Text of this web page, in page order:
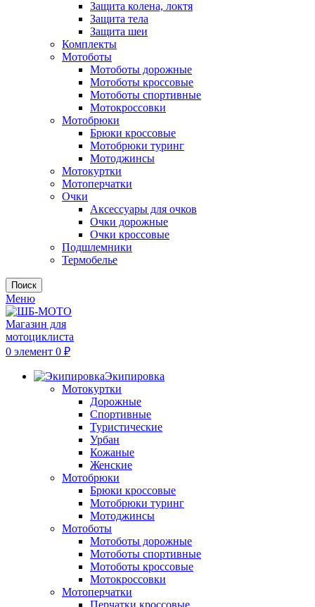
Защита колена, локтя
Защита тела
Защита шеи
Комплекты
Мотоботы
Мотоботы дорожные
Мотоботы кроссовые
Мотоботы спортивные
Мотокроссовки
Мотобрюки
Брюки кроссовые
Мотобрюки туринг
Мотоджинсы
Мотокуртки
Мотоперчатки
Очки
Аксессуары для очков
Очки дорожные
Очки кроссовые
Подшлемники
Термобелье
Поиск
Меню
0 элемент 0 ₽
Экипировка
Мотокуртки
Дорожные
Спортивные
Туристические
Урбан
Кожаные
Женские
Мотобрюки
Брюки кроссовые
Мотобрюки туринг
Мотоджинсы
Мотоботы
Мотоботы дорожные
Мотоботы спортивные
Мотоботы кроссовые
Мотокроссовки
Мотоперчатки
Перчатки кроссовые